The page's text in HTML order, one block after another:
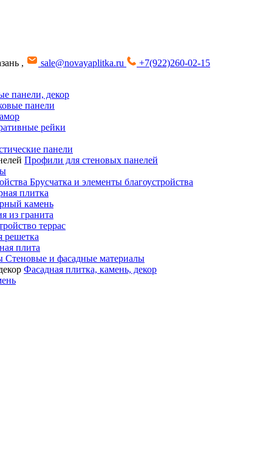
, sale@novayaplitka.ru
+7(922)260-02-15
панели, декор
панели
рейки
панели
Профили для стеновых панелей
Брусчатка и элементы благоустройства
плитка
камень
из гранита
террас
решетка
плита
Стеновые и фасадные материалы
Фасадная плитка, камень, декор